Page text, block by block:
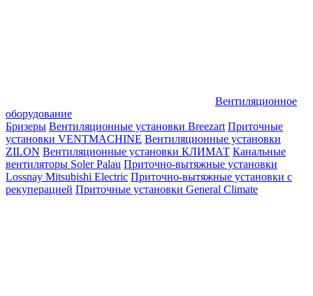
Вентиляционное
оборудование
Бризеры Вентиляционные установки Breezart Приточные
установки VENTMACHINE Вентиляционные установки
ZILON Вентиляционные установки КЛИМАТ Канальные
вентиляторы Soler Palau Приточно-вытяжные установки
Lossnay Mitsubishi Electric Приточно-вытяжные установки с
рекуперацией Приточные установки General Climate